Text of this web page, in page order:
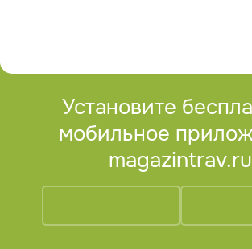
Установите
мобильное
magazintrav.ru